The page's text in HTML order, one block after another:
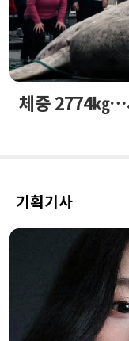
체중 2774㎏…
기획기사